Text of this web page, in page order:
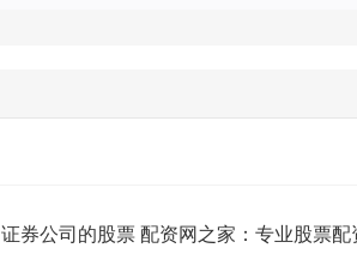
证券公司的股票 配资网之家：专业股票